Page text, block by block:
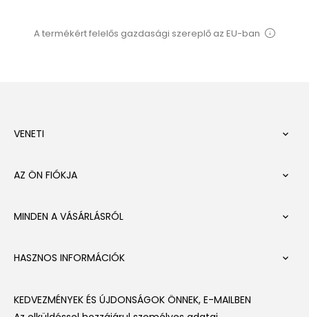
A termékért felelős gazdasági szereplő az EU-ban
VENETI 
AZ ÖN FIÓKJA 
MINDEN A VÁSÁRLÁSRÓL 
HASZNOS INFORMÁCIÓK 
KEDVEZMÉNYEK ÉS ÚJDONSÁGOK ÖNNEK, E-MAILBEN